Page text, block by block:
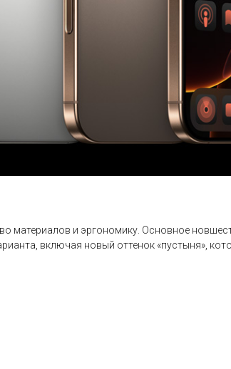
материалов и эргономику. Основное
включая новый оттенок «пустыня»,